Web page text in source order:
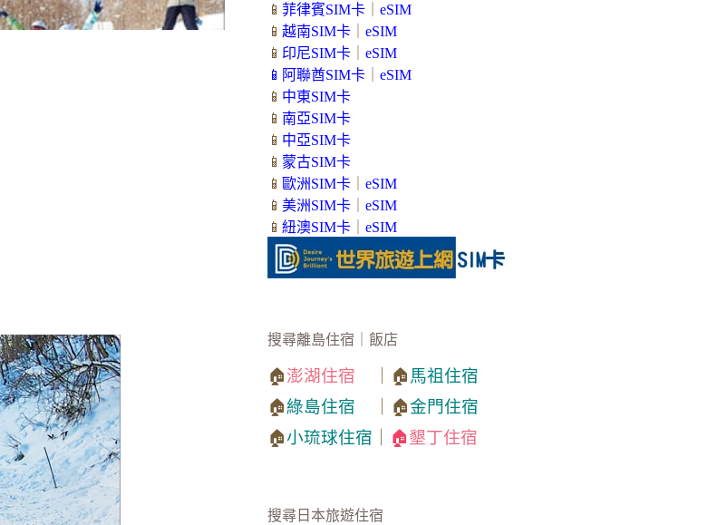
📱 菲律賓SIM卡｜ eSIM
📱 越南SIM卡｜ eSIM
📱 印尼SIM卡｜ eSIM
📱 阿聯酋SIM卡｜ eSIM
📱 中東SIM卡
📱 南亞SIM卡
📱 中亞SIM卡
📱 蒙古SIM卡
📱 歐洲SIM卡｜ eSIM
📱 美洲SIM卡｜ eSIM
📱 紐澳SIM卡｜ eSIM
搜尋離島住宿｜飯店
🏠澎湖住宿 ｜🏠馬祖住宿
🏠綠島住宿 ｜🏠金門住宿
🏠小琉球住宿 🏠墾丁住宿
搜尋日本旅遊住宿